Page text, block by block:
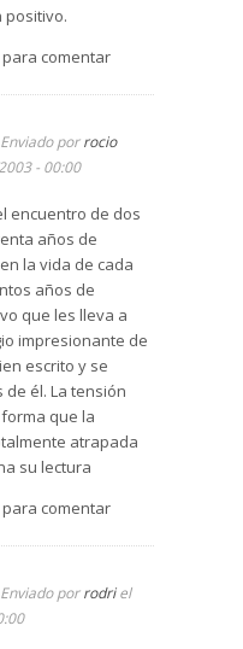
positivo.
para comentar
Enviado porrocio
- 00:00
encuentro de dos
años de
la vida de cada
años de
que les lleva a
impresionante de
escrito y se
él. La tensión
que la
atrapada
su lectura
para comentar
Enviado porrodriel